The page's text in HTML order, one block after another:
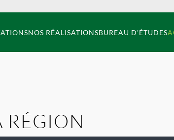
NOS RÉALISATIONSBUREAU D'ÉTUDES
RÉGION